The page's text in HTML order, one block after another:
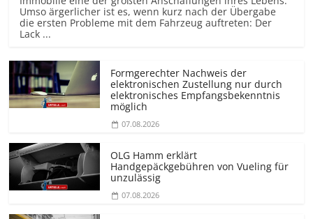
Umso ärgerlicher ist es, wenn kurz nach der Übergabe
die ersten Probleme mit dem Fahrzeug auftreten: Der
Lack ...
Formgerechter Nachweis der
elektronischen Zustellung nur durch
elektronisches Empfangsbekenntnis
möglich
07.08.2026
OLG Hamm erklärt
Handgepäckgebühren von Vueling für
unzulässig
07.08.2026